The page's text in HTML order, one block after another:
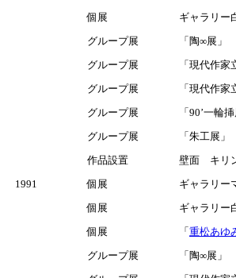
個展
ギャラリ
グループ展
「陶∞展
グループ展
「現代作
グループ展
「現代作
グループ展
「90’一
グループ展
「朱工展
作品設置
壁面 キリ
1991
個展
ギャラリ
個展
ギャラリ
個展
「 重松あゆ
グループ展
「陶∞展